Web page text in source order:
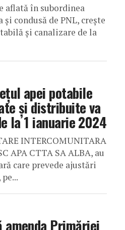
aflată în subordinea
condusă de PNL, crește
și canalizare de la
apei potabile
și distribuite va
la 1 ianuarie 2024
INTERCOMUNITARA
APA CTTA SA ALBA, au
care prevede ajustări
amenda Primăriei